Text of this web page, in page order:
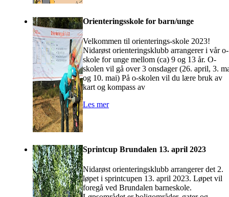
Orienteringsskole for barn/unge
Velkommen til orienterings-skole 2023!
Nidarøst orienteringsklubb arrangerer i vår o-
skole for unge mellom (ca) 9 og 13 år. O-
skolen vil gå over 3 onsdager (26. april, 3.
og 10. mai) På o-skolen vil du lære bruk av
kart og kompass av
Les mer
Sprintcup Brundalen 13. april 2023
Nidarøst orienteringsklubb arrangerer det 2.
løpet i sprintcupen 13. april 2023. Løpet vil
foregå ved Brundalen barneskole.